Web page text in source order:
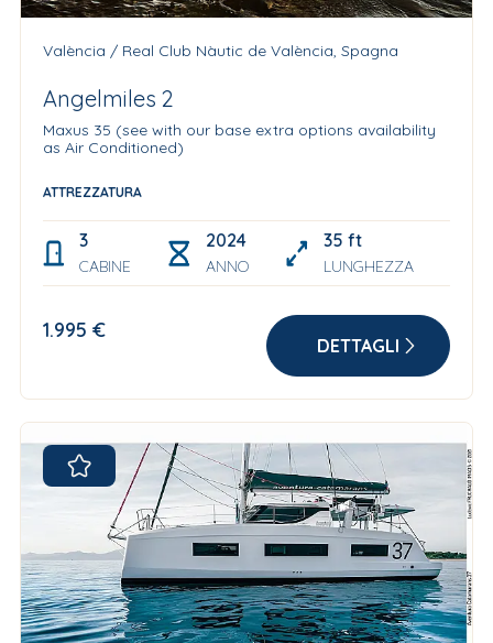
València / Real Club Nàutic de València, Spagna
Angelmiles 2
Maxus 35 (see with our base extra options availability
as Air Conditioned)
ATTREZZATURA
3
CABINE
2024 Delivered by Northman
ANNO
35 ft
LUNGHEZZA
1.995 €
DETTAGLI